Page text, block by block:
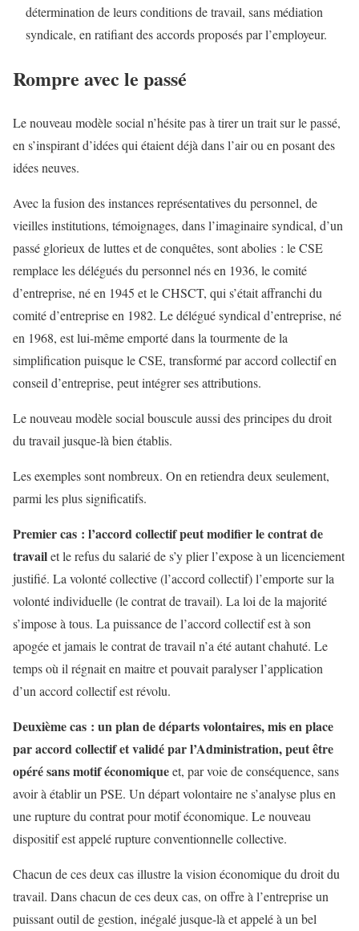
détermination de leurs conditions de travail, sans médiation
syndicale, en ratifiant des accords proposés par l’employeur.
Rompre avec le passé
Le nouveau modèle social n’hésite pas à tirer un trait sur le passé,
en s’inspirant d’idées qui étaient déjà dans l’air ou en posant des
idées neuves.
Avec la fusion des instances représentatives du personnel, de
vieilles institutions, témoignages, dans l’imaginaire syndical, d’un
passé glorieux de luttes et de conquêtes, sont abolies : le CSE
remplace les délégués du personnel nés en 1936, le comité
d’entreprise, né en 1945 et le CHSCT, qui s’était affranchi du
comité d’entreprise en 1982. Le délégué syndical d’entreprise, né
en 1968, est lui-même emporté dans la tourmente de la
simplification puisque le CSE, transformé par accord collectif en
conseil d’entreprise, peut intégrer ses attributions.
Le nouveau modèle social bouscule aussi des principes du droit
du travail jusque-là bien établis.
Les exemples sont nombreux. On en retiendra deux seulement,
parmi les plus significatifs.
Premier cas : l’accord collectif peut modifier le contrat de
travailet le refus du salarié de s’y plier l’expose à un licenciement
justifié. La volonté collective (l’accord collectif) l’emporte sur la
volonté individuelle (le contrat de travail). La loi de la majorité
s’impose à tous. La puissance de l’accord collectif est à son
apogée et jamais le contrat de travail n’a été autant chahuté. Le
temps où il régnait en maitre et pouvait paralyser l’application
d’un accord collectif est révolu.
Deuxième cas : un plan de départs volontaires, mis en place
par accord collectif et validé par l’Administration, peut être
opéré sans motif économiqueet, par voie de conséquence, sans
avoir à établir un PSE. Un départ volontaire ne s’analyse plus en
une rupture du contrat pour motif économique. Le nouveau
dispositif est appelé rupture conventionnelle collective.
Chacun de ces deux cas illustre la vision économique du droit du
travail. Dans chacun de ces deux cas, on offre à l’entreprise un
puissant outil de gestion, inégalé jusque-là et appelé à un bel